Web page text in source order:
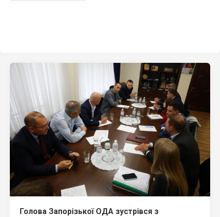
Голова Запорізької ОДА зустрівся з